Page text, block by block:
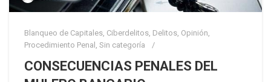
Blanqueo de Capitales, Ciberdelitos, Delitos, Opinión,
Procedimiento Penal , Sin categoría
CONSECUENCIAS PENALES DEL